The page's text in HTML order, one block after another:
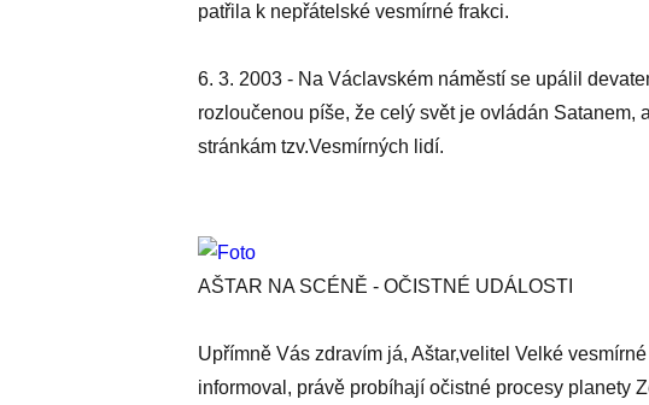
patřila k nepřátelské vesmírné frakci.
6. 3. 2003 - Na Václavském náměstí se upálil
rozloučenou píše, že celý svět je ovládán Satanem,
stránkám tzv.Vesmírných lidí.
AŠTAR NA SCÉNĚ - OČISTNÉ UDÁLOSTI
Upřímně Vás zdravím já, Aštar,velitel Velké
informoval, právě probíhají očistné procesy planety